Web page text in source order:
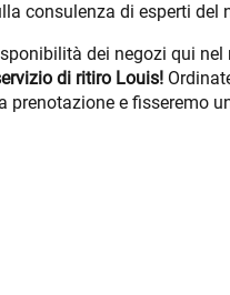
consulenza di esperti
dei negozi qui nel
di ritiro Louis!
prenotazione e fisseremo